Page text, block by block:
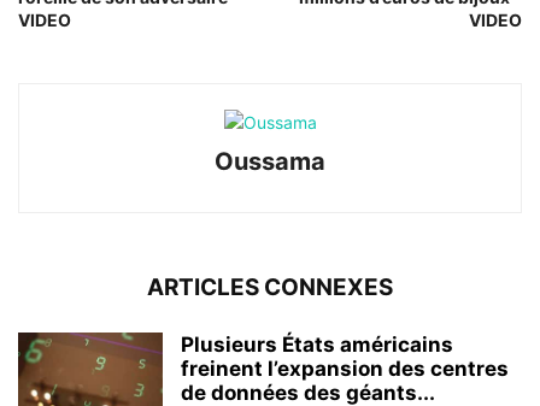
VIDEO
VIDEO
Oussama
ARTICLES CONNEXES
Plusieurs États américains
freinent l’expansion des centres
de données des géants...